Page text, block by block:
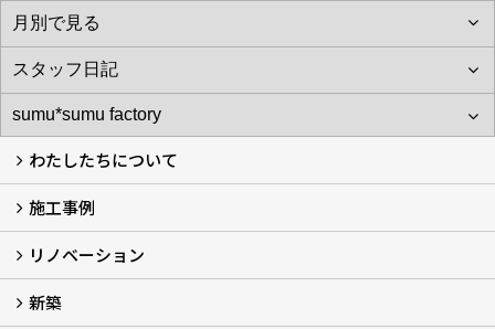
わたしたちについて
わたしたちについて…
会社概要
スタッフ紹介
アフターサポート
自社大工のつくる家
ショールーム
施工事例
施工実例
お客様の声
リノベーション
再生良家の家づくり (2)
戸建住宅リノベーション
リフォーム
住まいの補助金2026 (7)
新築